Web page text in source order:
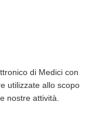
di Medici con
utilizzate allo scopo
nostre attività.